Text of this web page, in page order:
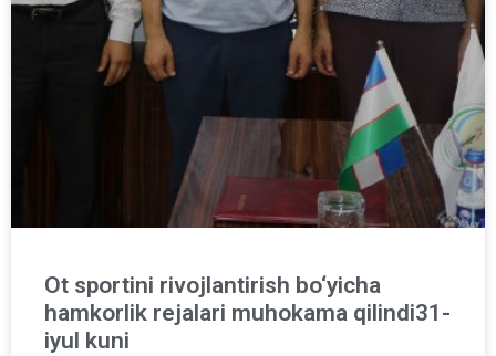
Ot sportini rivojlantirish bo‘yicha
hamkorlik rejalari muhokama qilindi31-
iyul kuni